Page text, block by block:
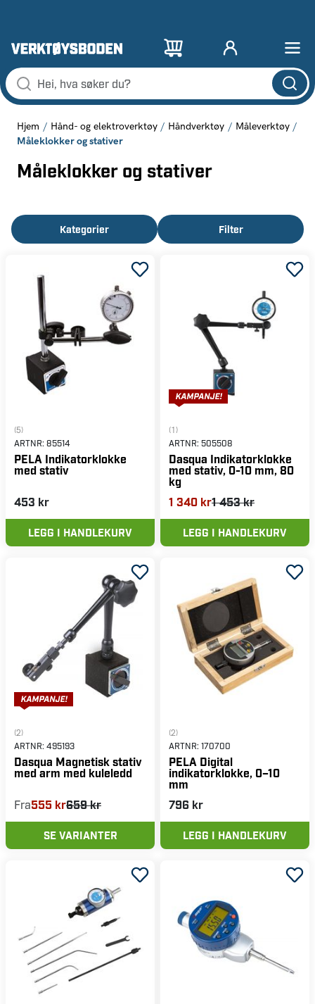
Hjem Hånd- og elektroverktøy Håndverktøy Måleverktøy
Måleklokker og stativer
Måleklokker og stativer
Kategorier Filter
(5)
ARTNR: 85514
PELA Indikatorklokke
med stativ
453 kr
LEGG I HANDLEKURV
(1)
ARTNR: 505508
Dasqua Indikatorklokke
med stativ, 0-10 mm, 80
kg
1 340 kr1 453 kr
LEGG I HANDLEKURV
(2)
ARTNR: 495193
Dasqua Magnetisk stativ
med arm med kuleledd
Fra555 kr659 kr
SE VARIANTER
(2)
ARTNR: 170700
PELA Digital
indikatorklokke, 0–10
mm
796 kr
LEGG I HANDLEKURV